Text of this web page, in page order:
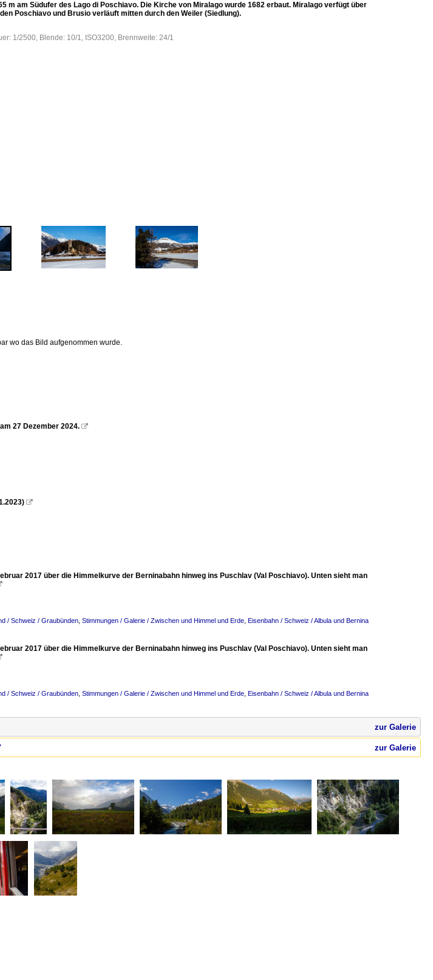
m am Südufer des Lago di Poschiavo. Die Kirche von Miralago wurde 1682 erbaut. Miralago verfügt über
Poschiavo und Brusio verläuft mitten durch den Weiler (Siedlung).
1/2500, Blende: 10/1, ISO3200, Brennweite: 24/1
wo das Bild aufgenommen wurde.
27 Dezember 2024. 

2017 über die Himmelkurve der Berninabahn hinweg ins Puschlav (Val Poschiavo). Unten sieht man
/ Schweiz / Graubünden Stimmungen / Galerie / Zwischen und Himmel und Erde Eisenbahn / Schweiz / Albula und Bernina
2017 über die Himmelkurve der Berninabahn hinweg ins Puschlav (Val Poschiavo). Unten sieht man
/ Schweiz / Graubünden Stimmungen / Galerie / Zwischen und Himmel und Erde Eisenbahn / Schweiz / Albula und Bernina
zur Galerie
zur Galerie